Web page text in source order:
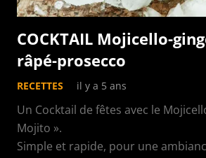
COCKTAIL Mojicello-
râpé-prosecco
RECETTES il y a 5 ans
Un Cocktail de fêtes avec le
Mojito ».
Simple et rapide, pour une